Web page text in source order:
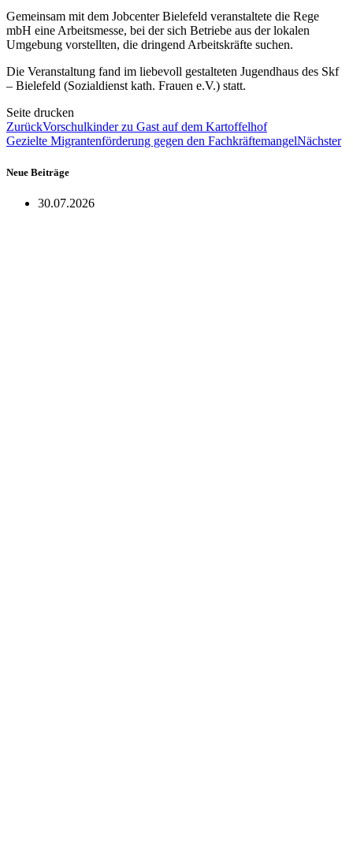
Gemeinsam mit dem Jobcenter Bielefeld veranstaltete die Rege
mbH eine Arbeitsmesse, bei der sich Betriebe aus der lokalen
Umgebung vorstellten, die dringend Arbeitskräfte suchen.
Die Veranstaltung fand im liebevoll gestalteten Jugendhaus des Skf
– Bielefeld (Sozialdienst kath. Frauen e.V.) statt.
Seite drucken
ZurückVorschulkinder zu Gast auf dem Kartoffelhof
Gezielte Migrantenförderung gegen den FachkräftemangelNächster
Neue Beiträge
30.07.2026